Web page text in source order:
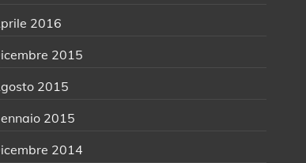
2016
2015
2015
2015
2014